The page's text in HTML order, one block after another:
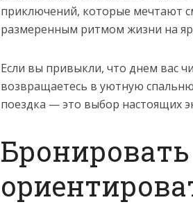
приключений, которые мечтают
размеренным ритмом жизни на
Если вы привыкли, что днем вас
возвращаетесь в уютную
поездка — это выбор настоящих